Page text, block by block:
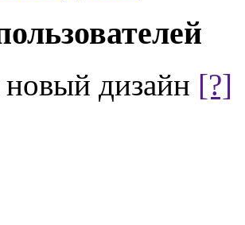
дизайн [?]